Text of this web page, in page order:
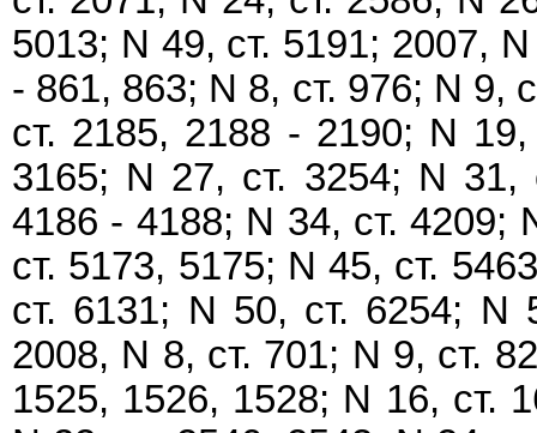
5013; N 49, ст. 5191; 2007,
- 861, 863; N 8, ст. 976; N 9,
ст. 2185, 2188 - 2190; N
3165; N 27, ст. 3254; N 31,
4186 - 4188; N 34, ст. 4209;
ст. 5173, 5175; N 45, ст.
ст. 6131; N 50, ст. 6254; N
2008, N 8, ст. 701; N 9, ст.
1525, 1526, 1528; N 16, ст.